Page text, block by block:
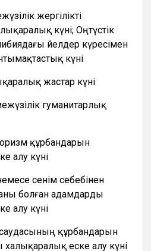
жергілікті
күні; Оңтүстік
әйелдер күресімен
күні
жастар күні
гуманитарлық
құрбандарын
алу күні
сенім себебінен
болған адамдарды
алу күні
құрбандарын
еске алу күні